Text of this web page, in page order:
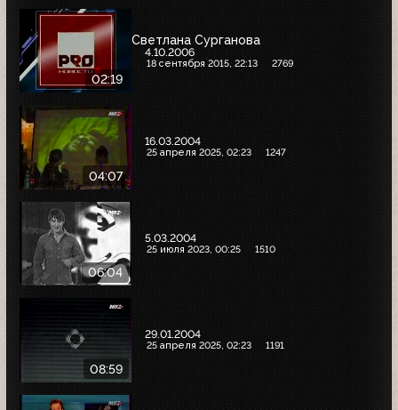
02:19
Светлана Сурганова
4.10.2006
18 сентября 2015, 22:13 2769
04:07
16.03.2004
25 апреля 2025, 02:23 1247
06:04
5.03.2004
25 июля 2023, 00:25 1510
08:59
29.01.2004
25 апреля 2025, 02:23 1191